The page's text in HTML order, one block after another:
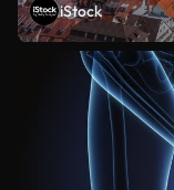
iStock